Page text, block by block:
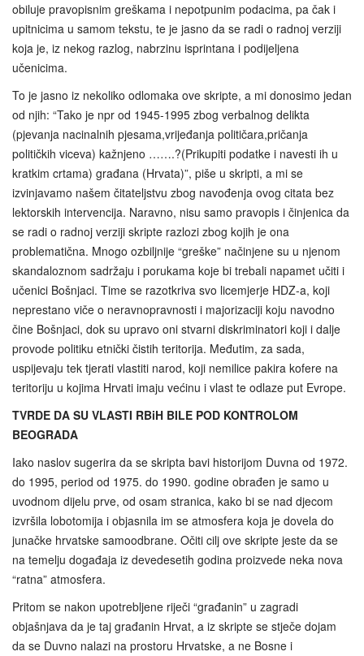
obiluje pravopisnim greškama i nepotpunim podacima, pa čak i
upitnicima u samom tekstu, te je jasno da se radi o radnoj verziji
koja je, iz nekog razlog, nabrzinu isprintana i podijeljena
učenicima.
To je jasno iz nekoliko odlomaka ove skripte, a mi donosimo jedan
od njih: “Tako je npr od 1945-1995 zbog verbalnog delikta
(pjevanja nacinalnih pjesama,vrijeđanja političara,pričanja
političkih viceva) kažnjeno …….?(Prikupiti podatke i navesti ih u
kratkim crtama) građana (Hrvata)”, piše u skripti, a mi se
izvinjavamo našem čitateljstvu zbog navođenja ovog citata bez
lektorskih intervencija. Naravno, nisu samo pravopis i činjenica da
se radi o radnoj verziji skripte razlozi zbog kojih je ona
problematična. Mnogo ozbiljnije “greške” načinjene su u njenom
skandaloznom sadržaju i porukama koje bi trebali napamet učiti i
učenici Bošnjaci. Time se razotkriva svo licemjerje HDZ-a, koji
neprestano viče o neravnopravnosti i majorizaciji koju navodno
čine Bošnjaci, dok su upravo oni stvarni diskriminatori koji i dalje
provode politiku etnički čistih teritorija. Međutim, za sada,
uspijevaju tek tjerati vlastiti narod, koji nemilice pakira kofere na
teritoriju u kojima Hrvati imaju većinu i vlast te odlaze put Evrope.
TVRDE DA SU VLASTI RBiH BILE POD KONTROLOM
BEOGRADA
Iako naslov sugerira da se skripta bavi historijom Duvna od 1972.
do 1995, period od 1975. do 1990. godine obrađen je samo u
uvodnom dijelu prve, od osam stranica, kako bi se nad djecom
izvršila lobotomija i objasnila im se atmosfera koja je dovela do
junačke hrvatske samoodbrane. Očiti cilj ove skripte jeste da se
na temelju događaja iz devedesetih godina proizvede neka nova
“ratna” atmosfera.
Pritom se nakon upotrebljene riječi “građanin” u zagradi
objašnjava da je taj građanin Hrvat, a iz skripte se stječe dojam
da se Duvno nalazi na prostoru Hrvatske, a ne Bosne i